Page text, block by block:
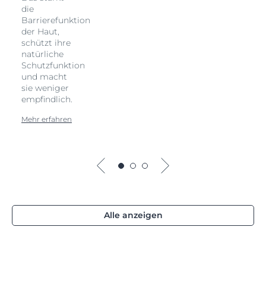
die
Barrierefunktion
der Haut,
schützt ihre
natürliche
Schutzfunktion
und macht
sie weniger
empfindlich.
Mehr erfahren
Alle anzeigen